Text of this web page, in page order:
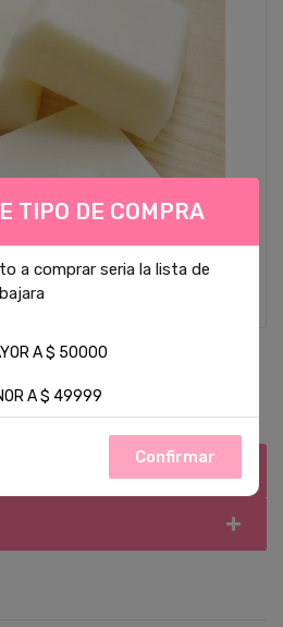
TIPO DE COMPRA
a comprar seria la lista de
A $ 50000
A $ 49999
Confirmar